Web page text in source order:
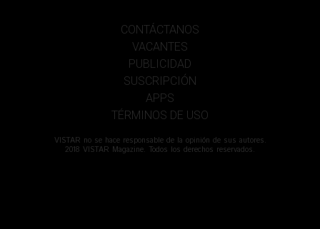
CONTÁCTANOS
VACANTES
PUBLICIDAD
SUSCRIPCIÓN
APPS
TÉRMINOS DE USO
VISTAR no se hace responsable de la opinión de sus autores.
2018 VISTAR Magazine. Todos los derechos reservados.